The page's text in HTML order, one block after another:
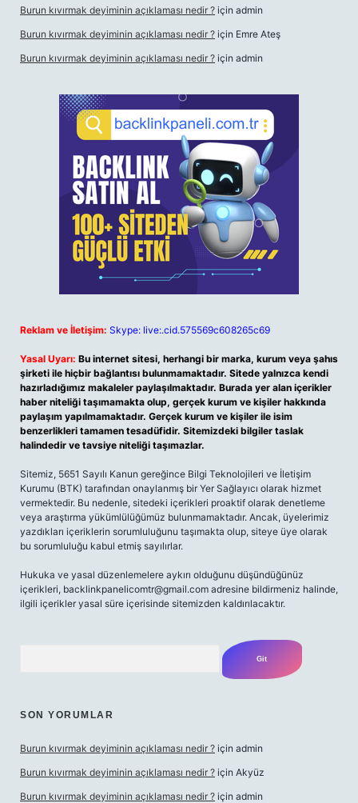
Burun kıvırmak deyiminin açıklaması nedir ? için admin
Burun kıvırmak deyiminin açıklaması nedir ? için Emre Ateş
Burun kıvırmak deyiminin açıklaması nedir ? için admin
Reklam ve İletişim: Skype: live:.cid.575569c608265c69
Yasal Uyarı: Bu internet sitesi, herhangi bir marka, kurum veya şahıs
şirketi ile hiçbir bağlantısı bulunmamaktadır. Sitede yalnızca kendi
hazırladığımız makaleler paylaşılmaktadır. Burada yer alan içerikler
haber niteliği taşımamakta olup, gerçek kurum ve kişiler hakkında
paylaşım yapılmamaktadır. Gerçek kurum ve kişiler ile isim
benzerlikleri tamamen tesadüfidir. Sitemizdeki bilgiler taslak
halindedir ve tavsiye niteliği taşımazlar.
Sitemiz, 5651 Sayılı Kanun gereğince Bilgi Teknolojileri ve İletişim
Kurumu (BTK) tarafından onaylanmış bir Yer Sağlayıcı olarak hizmet
vermektedir. Bu nedenle, sitedeki içerikleri proaktif olarak denetleme
veya araştırma yükümlülüğümüz bulunmamaktadır. Ancak, üyelerimiz
yazdıkları içeriklerin sorumluluğunu taşımakta olup, siteye üye olarak
bu sorumluluğu kabul etmiş sayılırlar.
Hukuka ve yasal düzenlemelere aykırı olduğunu düşündüğünüz
içerikleri, backlinkpanelicomtr@gmail.com adresine bildirmeniz halinde,
ilgili içerikler yasal süre içerisinde sitemizden kaldırılacaktır.
SON YORUMLAR
Burun kıvırmak deyiminin açıklaması nedir ? için admin
Burun kıvırmak deyiminin açıklaması nedir ? için Akyüz
Burun kıvırmak deyiminin açıklaması nedir ? için admin